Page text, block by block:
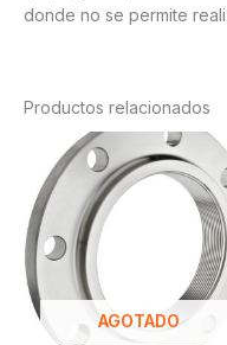
donde no se permite
Productos relacionados
AGOTADO